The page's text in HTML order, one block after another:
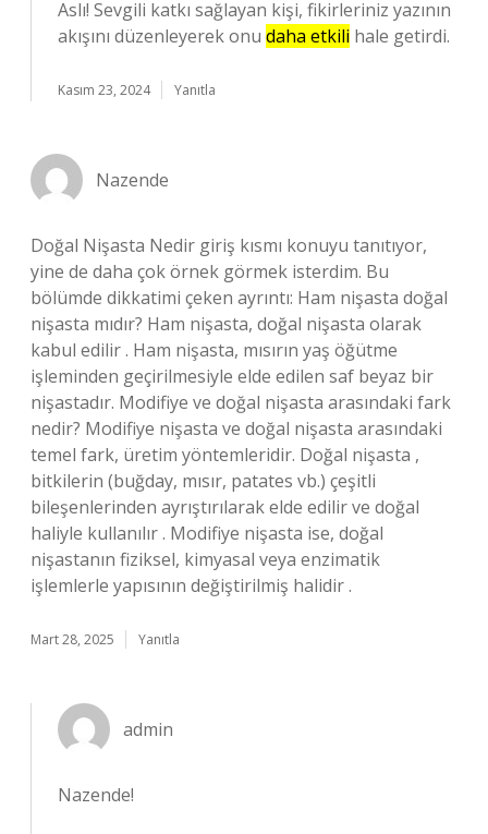
Aslı! Sevgili katkı sağlayan kişi, fikirleriniz yazının
akışını düzenleyerek onu daha etkili hale getirdi.
Kasım 23, 2024 Yanıtla
Nazende
Doğal Nişasta Nedir giriş kısmı konuyu tanıtıyor,
yine de daha çok örnek görmek isterdim. Bu
bölümde dikkatimi çeken ayrıntı: Ham nişasta doğal
nişasta mıdır? Ham nişasta, doğal nişasta olarak
kabul edilir . Ham nişasta, mısırın yaş öğütme
işleminden geçirilmesiyle elde edilen saf beyaz bir
nişastadır. Modifiye ve doğal nişasta arasındaki fark
nedir? Modifiye nişasta ve doğal nişasta arasındaki
temel fark, üretim yöntemleridir. Doğal nişasta ,
bitkilerin (buğday, mısır, patates vb.) çeşitli
bileşenlerinden ayrıştırılarak elde edilir ve doğal
haliyle kullanılır . Modifiye nişasta ise, doğal
nişastanın fiziksel, kimyasal veya enzimatik
işlemlerle yapısının değiştirilmiş halidir .
Mart 28, 2025 Yanıtla
admin
Nazende!